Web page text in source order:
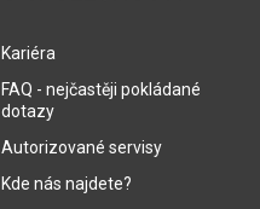
Kariéra
FAQ - nejčastěji pokládané
dotazy
Autorizované servisy
Kde nás najdete?